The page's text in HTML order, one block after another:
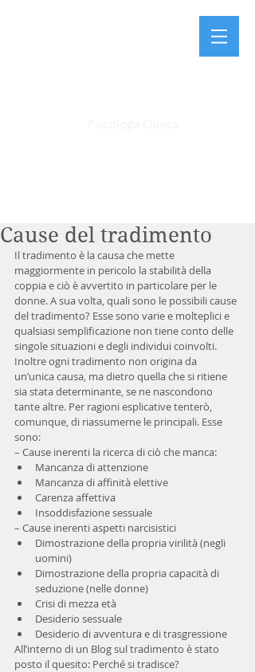
Cause del tradimento
Il tradimento è la causa che mette
maggiormente in pericolo la stabilità della
coppia e ciò è avvertito in particolare per le
donne. A sua volta, quali sono le possibili cause
del tradimento? Esse sono varie e molteplici e
qualsiasi semplificazione non tiene conto delle
singole situazioni e degli individui coinvolti.
Inoltre ogni tradimento non origina da
un’unica causa, ma dietro quella che si ritiene
sia stata determinante, se ne nascondono
tante altre. Per ragioni esplicative tenterò,
comunque, di riassumerne le principali. Esse
sono:
– Cause inerenti la ricerca di ciò che manca:
Mancanza di attenzione
Mancanza di affinità elettive
Carenza affettiva
Insoddisfazione sessuale
– Cause inerenti aspetti narcisistici
Dimostrazione della propria virilità (negli
uomini)
Dimostrazione della propria capacità di
seduzione (nelle donne)
Crisi di mezza età
Desiderio sessuale
Desiderio di avventura e di trasgressione
All’interno di un Blog sul tradimento è stato
posto il quesito: Perché si tradisce?